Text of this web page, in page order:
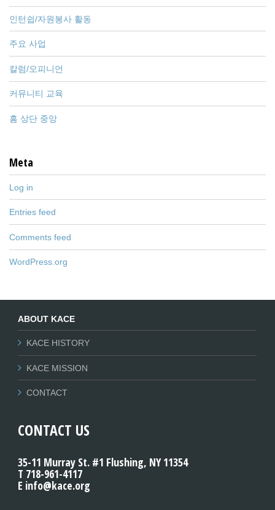
인턴쉽/자원봉사 활동
주요 사업
칼럼/오피니언
커뮤니티 교육
홈 상단 중앙
Meta
Log in
Entries feed
Comments feed
WordPress.org
ABOUT KACE
KACE HISTORY
KACE MISSION
CONTACT
CONTACT US
35-11 Murray St. #1 Flushing, NY 11354
T 718-961-4117
E info@kace.org